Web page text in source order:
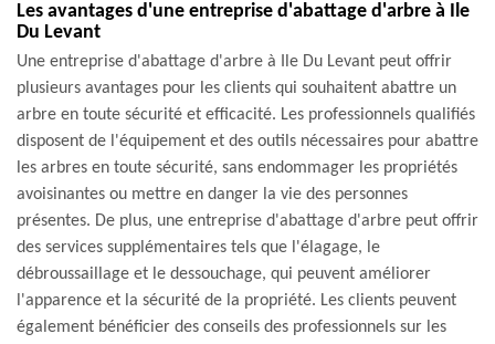
Les avantages d'une entreprise d'abattage d'arbre à Ile
Du Levant
Une entreprise d'abattage d'arbre à Ile Du Levant peut offrir
plusieurs avantages pour les clients qui souhaitent abattre un
arbre en toute sécurité et efficacité. Les professionnels qualifiés
disposent de l'équipement et des outils nécessaires pour abattre
les arbres en toute sécurité, sans endommager les propriétés
avoisinantes ou mettre en danger la vie des personnes
présentes. De plus, une entreprise d'abattage d'arbre peut offrir
des services supplémentaires tels que l'élagage, le
débroussaillage et le dessouchage, qui peuvent améliorer
l'apparence et la sécurité de la propriété. Les clients peuvent
également bénéficier des conseils des professionnels sur les